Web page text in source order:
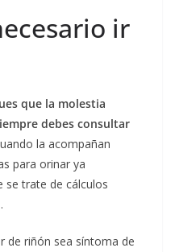
ir
que la molestia
debes consultar
la acompañan
para orinar ya
se trate de cálculos
de riñón sea síntoma de